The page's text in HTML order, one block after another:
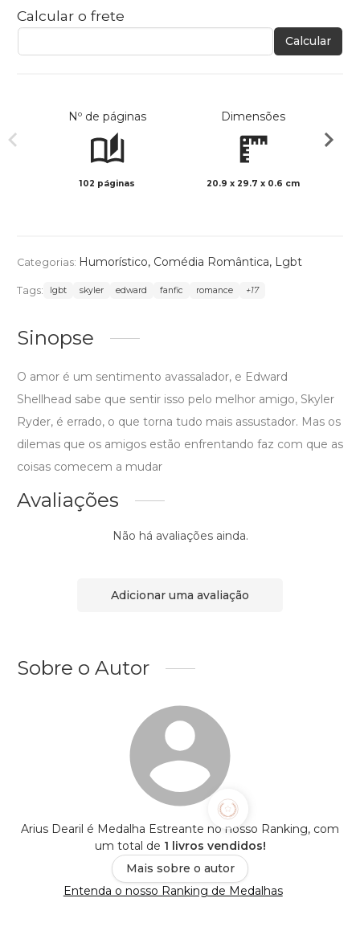
Calcular o frete
Calcular
Nº de páginas
102 páginas
Dimensões
20.9 x 29.7 x 0.6 cm
Categorias: Humorístico, Comédia Romântica, Lgbt
Tags: lgbt skyler edward fanfic romance +17
Sinopse
O amor é um sentimento avassalador, e Edward
Shellhead sabe que sentir isso pelo melhor amigo, Skyler
Ryder, é errado, o que torna tudo mais assustador. Mas os
dilemas que os amigos estão enfrentando faz com que as
coisas comecem a mudar
Avaliações
Não há avaliações ainda.
Adicionar uma avaliação
Sobre o Autor
Arius Dearil é Medalha Estreante no nosso Ranking, com
um total de 1 livros vendidos!
Mais sobre o autor
Entenda o nosso Ranking de Medalhas